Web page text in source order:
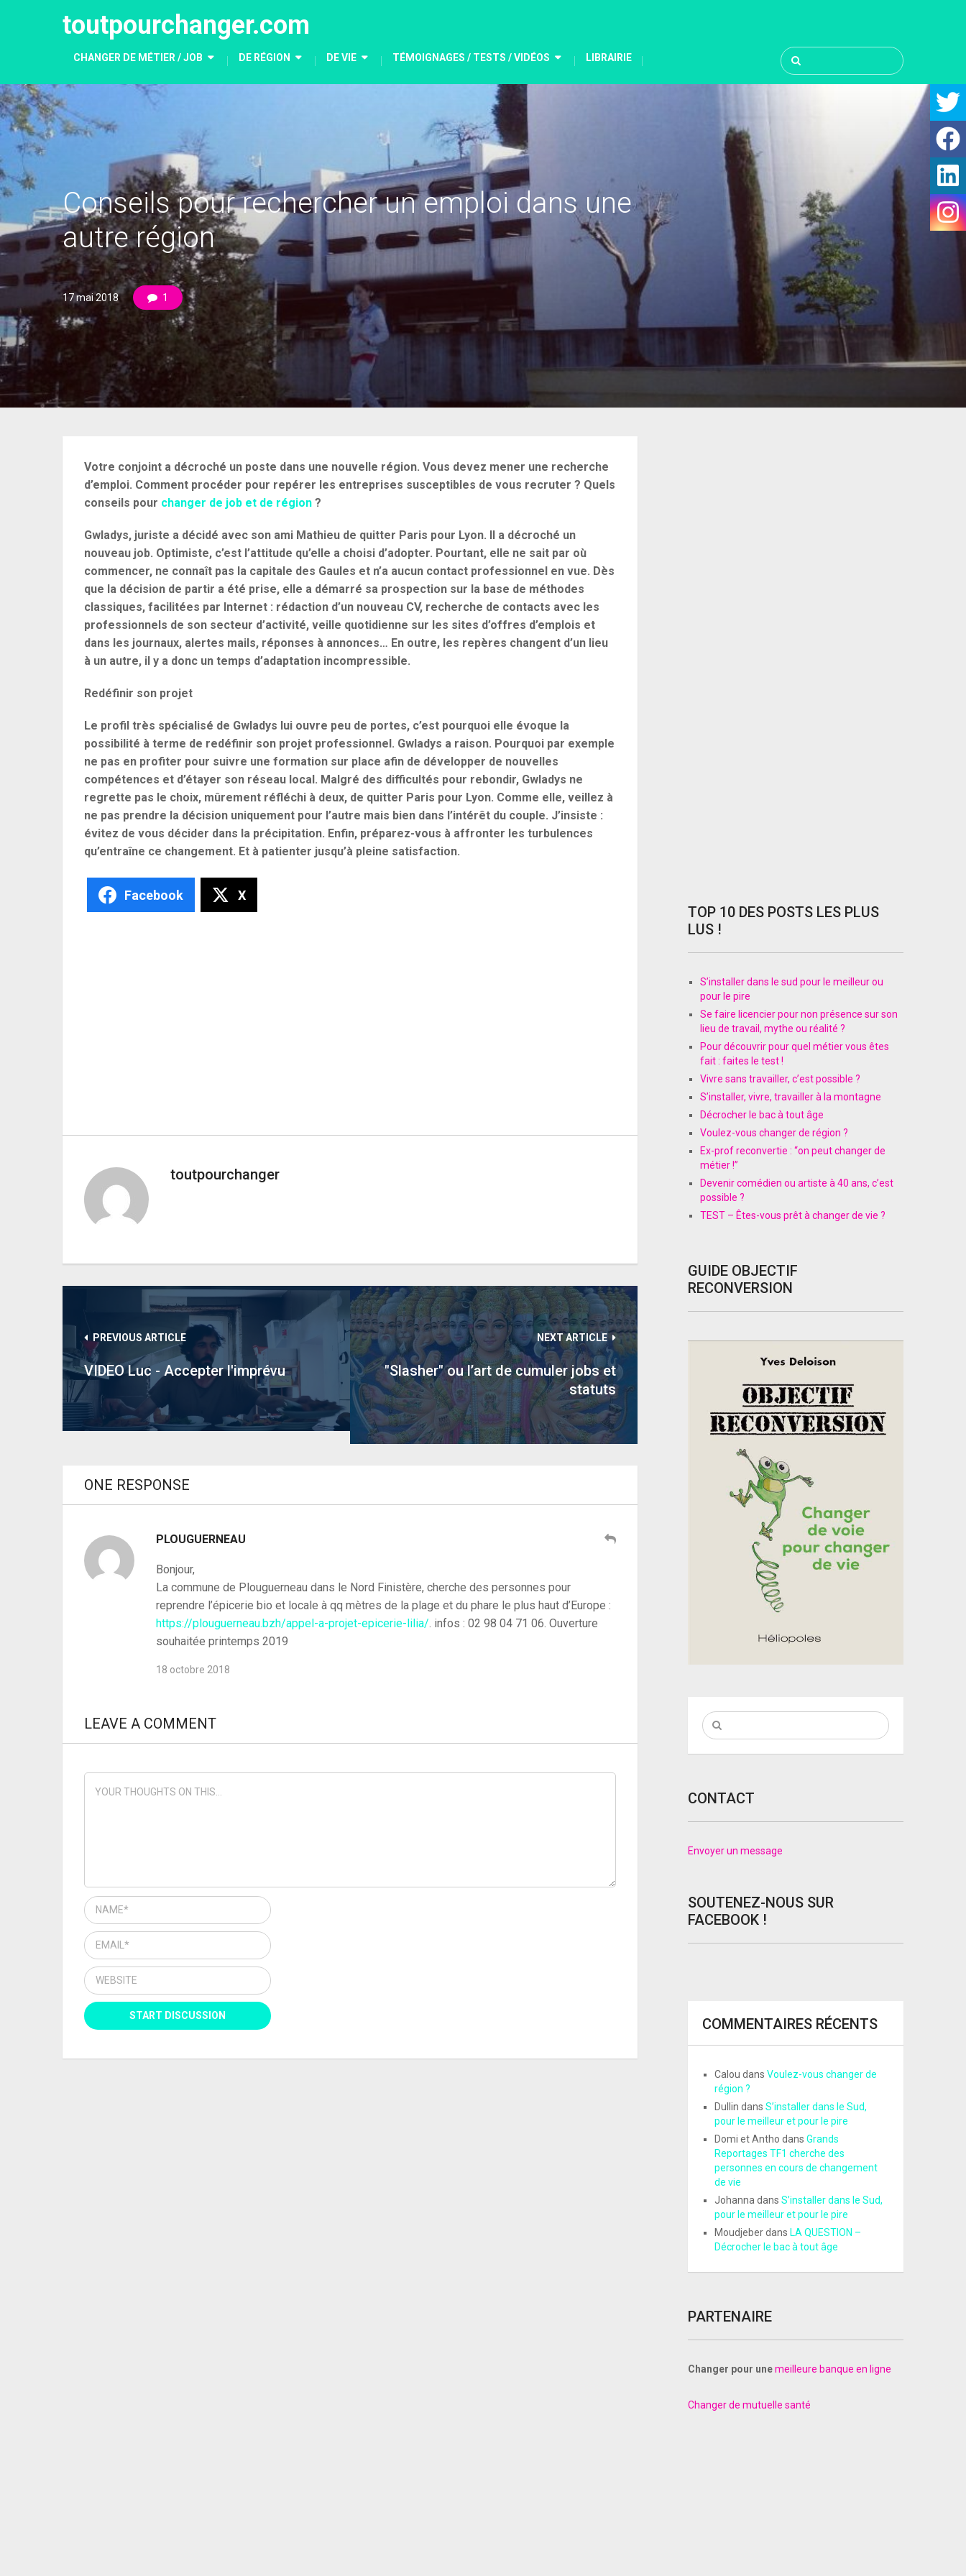
toutpourchanger.com
CHANGER DE MÉTIER / JOB DE RÉGION DE VIE TÉMOIGNAGES / TESTS / VIDÉOS LIBRAIRIE
Conseils pour rechercher un emploi dans une
autre région
17 mai 2018 1
Votre conjoint a décroché un poste dans une nouvelle région. Vous devez mener une recherche
d’emploi. Comment procéder pour repérer les entreprises susceptibles de vous recruter ? Quels
conseils pour changer de job et de région ?
Gwladys, juriste a décidé avec son ami Mathieu de quitter Paris pour Lyon. Il a décroché un
nouveau job. Optimiste, c’est l’attitude qu’elle a choisi d’adopter. Pourtant, elle ne sait par où
commencer, ne connaît pas la capitale des Gaules et n’a aucun contact professionnel en vue. Dès
que la décision de partir a été prise, elle a démarré sa prospection sur la base de méthodes
classiques, facilitées par Internet : rédaction d’un nouveau CV, recherche de contacts avec les
professionnels de son secteur d’activité, veille quotidienne sur les sites d’offres d’emplois et
dans les journaux, alertes mails, réponses à annonces… En outre, les repères changent d’un lieu
à un autre, il y a donc un temps d’adaptation incompressible.
Redéfinir son projet
Le profil très spécialisé de Gwladys lui ouvre peu de portes, c’est pourquoi elle évoque la
possibilité à terme de redéfinir son projet professionnel. Gwladys a raison. Pourquoi par exemple
ne pas en profiter pour suivre une formation sur place afin de développer de nouvelles
compétences et d’étayer son réseau local. Malgré des difficultés pour rebondir, Gwladys ne
regrette pas le choix, mûrement réfléchi à deux, de quitter Paris pour Lyon. Comme elle, veillez à
ne pas prendre la décision uniquement pour l’autre mais bien dans l’intérêt du couple. J’insiste :
évitez de vous décider dans la précipitation. Enfin, préparez-vous à affronter les turbulences
qu’entraîne ce changement. Et à patienter jusqu’à pleine satisfaction.
Facebook X
toutpourchanger
PREVIOUS ARTICLE
VIDEO Luc - Accepter l'imprévu
NEXT ARTICLE
"Slasher" ou l’art de cumuler jobs et
statuts
ONE RESPONSE
PLOUGUERNEAU
Bonjour,
La commune de Plouguerneau dans le Nord Finistère, cherche des personnes pour
reprendre l’épicerie bio et locale à qq mètres de la plage et du phare le plus haut d’Europe :
https://plouguerneau.bzh/appel-a-projet-epicerie-lilia/. infos : 02 98 04 71 06. Ouverture
souhaitée printemps 2019
18 octobre 2018
LEAVE A COMMENT
TOP 10 DES POSTS LES PLUS
LUS !
S’installer dans le sud pour le meilleur ou
pour le pire
Se faire licencier pour non présence sur son
lieu de travail, mythe ou réalité ?
Pour découvrir pour quel métier vous êtes
fait : faites le test !
Vivre sans travailler, c’est possible ?
S’installer, vivre, travailler à la montagne
Décrocher le bac à tout âge
Voulez-vous changer de région ?
Ex-prof reconvertie : “on peut changer de
métier !”
Devenir comédien ou artiste à 40 ans, c’est
possible ?
TEST – Êtes-vous prêt à changer de vie ?
GUIDE OBJECTIF
RECONVERSION
CONTACT
Envoyer un message
SOUTENEZ-NOUS SUR
FACEBOOK !
COMMENTAIRES RÉCENTS
Calou dans Voulez-vous changer de
région ?
Dullin dans S’installer dans le Sud,
pour le meilleur et pour le pire
Domi et Antho dans Grands
Reportages TF1 cherche des
personnes en cours de changement
de vie
Johannadans S’installer dans le Sud,
pour le meilleur et pour le pire
Moudjeberdans LA QUESTION –
Décrocher le bac à tout âge
PARTENAIRE
Changer pour unemeilleure banque en ligne
Changer de mutuelle santé